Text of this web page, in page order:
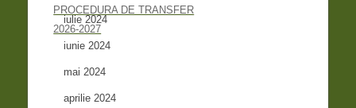
PROCEDURA DE TRANSFER
2026-2027
iulie 2024
iunie 2024
mai 2024
aprilie 2024